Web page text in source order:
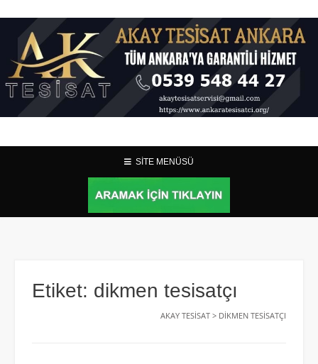
SİTE MENÜSÜ
Etiket: dikmen tesisatçı
AKAY TESISAT > DIKMEN TESISATÇI